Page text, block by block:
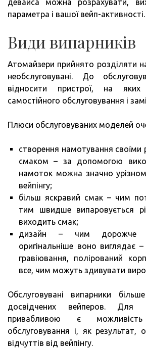
девайса можна розрахувати,
параметра і вашої вейп-активності.
Види випарників
Атомайзери прийнято розділяти
необслуговувані. До
відносити пристрої, на
самостійного обслуговування і
Плюси обслуговуваних моделей
створення намотування своїми
смаком – за допомогою
намоток можна значно
вейпінгу;
більш яскравий смак – чим
тим швидше випаровується
виходить смак;
дизайн – чим дорожче
оригінальніше воно виглядає –
гравіювання, полірований
все, чим можуть здивувати
Обслуговувані випарники
досвідчених вейперов. Для
привабливою є можливість
обслуговування і, як результат,
відчуттів від вейпінгу.